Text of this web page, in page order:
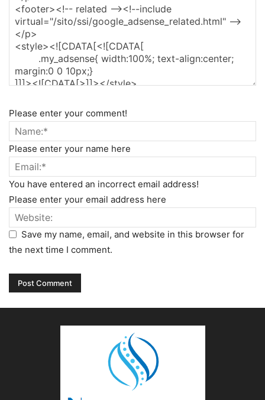
Please enter your comment!
Please enter your name here
You have entered an incorrect email address!
Please enter your email address here
Save my name, email, and website in this browser for
the next time I comment.